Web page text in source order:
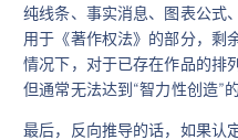
纯线条、事实消息、图表公式
用于《著作权法》的部分，剩
情况下，对于已存在作品的排
但通常无法达到“智力性创造”的
最后，反向推导的话，如果认